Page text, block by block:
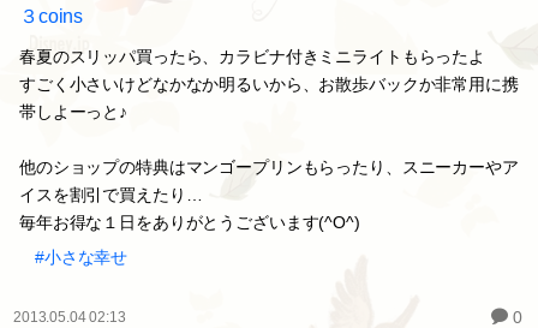
３coins
春夏のスリッパ買ったら、カラビナ付きミニライトもらったよ
すごく小さいけどなかなか明るいから、お散歩バックか非常用に携
帯しよーっと♪
他のショップの特典はマンゴープリンもらったり、スニーカーやア
イスを割引で買えたり…
毎年お得な１日をありがとうございます(^O^)
#小さな幸せ
2013.05.04 02:13 0